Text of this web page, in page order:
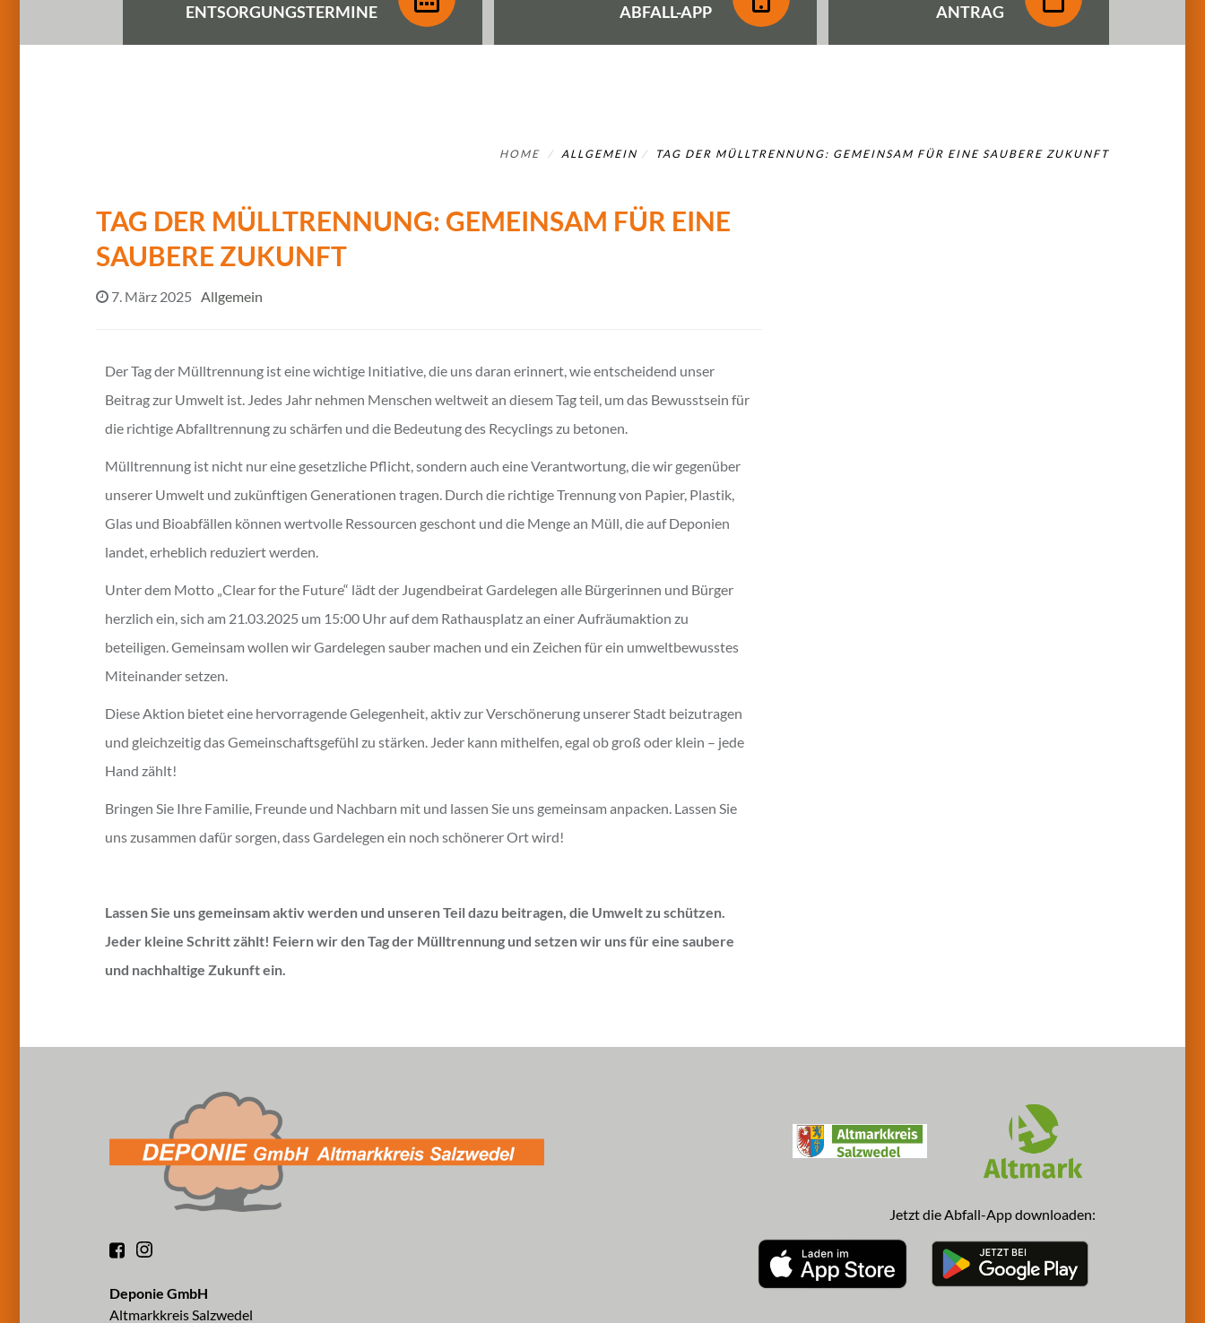
ENTSORGUNGSTERMINE ABFALL-APP ANTRAG
HOME ALLGEMEIN TAG DER MÜLLTRENNUNG: GEMEINSAM FÜR EINE SAUBERE ZUKUNFT
TAG DER MÜLLTRENNUNG: GEMEINSAM FÜR EINE
SAUBERE ZUKUNFT
7. März 2025 Allgemein
Der Tag der Mülltrennung ist eine wichtige Initiative, die uns daran erinnert, wie entscheidend unser
Beitrag zur Umwelt ist. Jedes Jahr nehmen Menschen weltweit an diesem Tag teil, um das Bewusstsein für
die richtige Abfalltrennung zu schärfen und die Bedeutung des Recyclings zu betonen.
Mülltrennung ist nicht nur eine gesetzliche Pflicht, sondern auch eine Verantwortung, die wir gegenüber
unserer Umwelt und zukünftigen Generationen tragen. Durch die richtige Trennung von Papier, Plastik,
Glas und Bioabfällen können wertvolle Ressourcen geschont und die Menge an Müll, die auf Deponien
landet, erheblich reduziert werden.
Unter dem Motto „Clear for the Future“ lädt der Jugendbeirat Gardelegen alle Bürgerinnen und Bürger
herzlich ein, sich am 21.03.2025 um 15:00 Uhr auf dem Rathausplatz an einer Aufräumaktion zu
beteiligen. Gemeinsam wollen wir Gardelegen sauber machen und ein Zeichen für ein umweltbewusstes
Miteinander setzen.
Diese Aktion bietet eine hervorragende Gelegenheit, aktiv zur Verschönerung unserer Stadt beizutragen
und gleichzeitig das Gemeinschaftsgefühl zu stärken. Jeder kann mithelfen, egal ob groß oder klein – jede
Hand zählt!
Bringen Sie Ihre Familie, Freunde und Nachbarn mit und lassen Sie uns gemeinsam anpacken. Lassen Sie
uns zusammen dafür sorgen, dass Gardelegen ein noch schönerer Ort wird!
Lassen Sie uns gemeinsam aktiv werden und unseren Teil dazu beitragen, die Umwelt zu schützen.
Jeder kleine Schritt zählt! Feiern wir den Tag der Mülltrennung und setzen wir uns für eine saubere
und nachhaltige Zukunft ein.
Deponie GmbH
Altmarkkreis Salzwedel
Jetzt die Abfall-App downloaden: